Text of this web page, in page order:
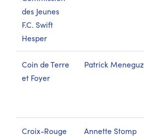
des Jeunes
F.C. Swift
Hesper
Coin de Terre
et Foyer
Patrick Meneguz
Croix-Rouge
Annette Stomp